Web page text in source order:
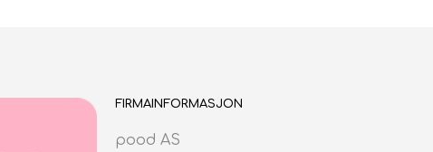
FIRMAINFORMASJON
pood AS